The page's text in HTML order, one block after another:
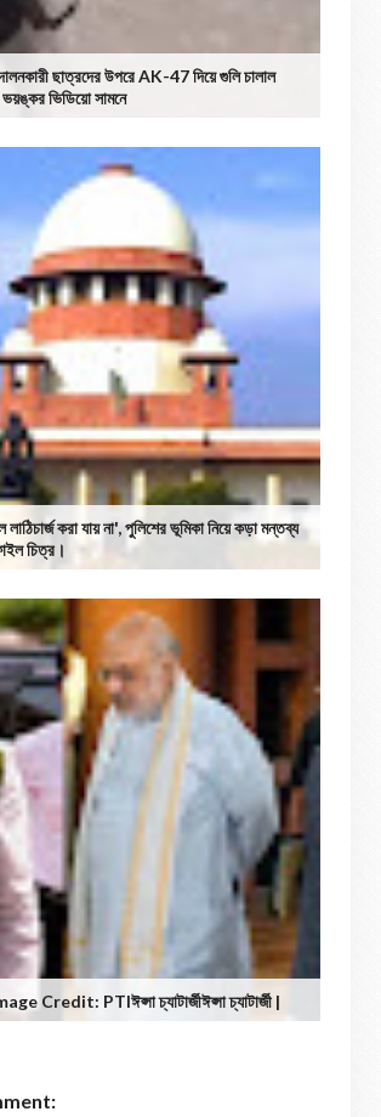
ছাত্রদের উপরে AK-47 দিয়ে গুলি চালাল
ভিডিয়ো সামনে
করা যায় না', পুলিশের ভূমিকা নিয়ে কড়া মন্তব্য
চিত্র।
Credit: PTIঈপ্সা চ্যাটার্জীঈপ্সা চ্যাটার্জী |